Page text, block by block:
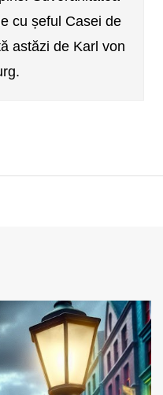
cu șeful Casei de
astăzi de Karl von